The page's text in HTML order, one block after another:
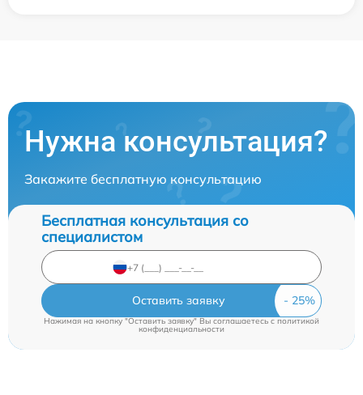
Нужна консультация?
Закажите бесплатную консультацию
Бесплатная консультация со
специалистом
Оставить заявку
Нажимая на кнопку "Оставить заявку" Вы соглашаетесь cполитикой
конфиденциальности